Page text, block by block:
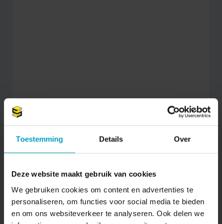
Toestemming Details Over
Deze website maakt gebruik van cookies
We gebruiken cookies om content en advertenties te
personaliseren, om functies voor social media te bieden
en om ons websiteverkeer te analyseren. Ook delen we
Wat is utiliteitsbouw?